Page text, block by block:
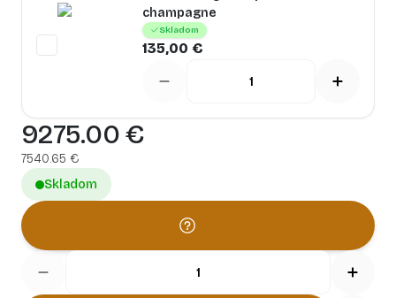
champagne
Skladom
135,00 €
9275.00 €
7540.65 €
Skladom